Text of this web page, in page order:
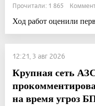
Прочитали: 1 865
Ход работ оценили
12:21, 3 авг 2026
Крупная сеть
на время угроз